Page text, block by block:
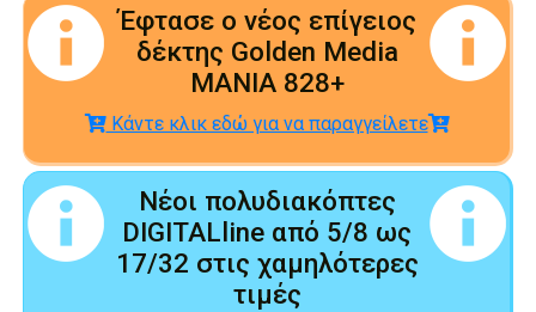
Έφτασε ο νέος επίγειος
δέκτης Golden Media
MANIA 828+
Κάντε κλικ εδώ για να παραγγείλετε
Νέοι πολυδιακόπτες
DIGITALline από 5/8 ως
17/32 στις χαμηλότερες
τιμές